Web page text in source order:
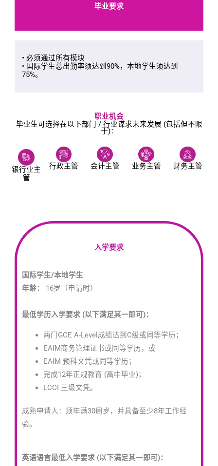
毕业要求
• 必须通过所有模块
• 国际学生总出勤率须达到90%，本地学生须达到
75%。
职业机会
毕业生可选择在以下部门 / 行业谋求未来发展 (包括但不限
于)：
银行业主
管
行政主管 会计主管 业务主管 财务主管
入学要求
国际学生/本地学生
年龄：
16岁（申请时）
最低学历入学要求 (以下满足其一即可)：
两门GCE A-Level成绩达到C级或同等学历；
EAIM商务管理证书或同等学历，或
EAIM 预科文凭或同等学历；
完成12年正规教育 (高中毕业)；
LCCI 三级文凭。
成熟申请人：须年满30周岁，并具备至少8年工作经
验。
英语语言最低入学要求 (以下满足其一即可)：